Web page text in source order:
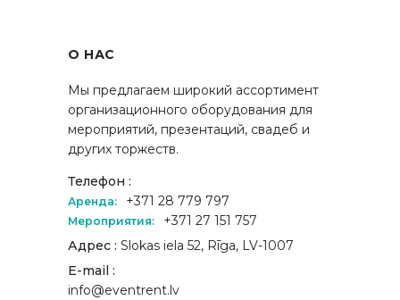
О НАС
Мы предлагаем широкий ассортимент
организационного оборудования для
мероприятий, презентаций, свадеб и
других торжеств.
Телефон :
Аренда: +371 28 779 797
Мероприятия:
+371 27 151 757
Адрес : Slokas iela 52, Rīga, LV-1007
E-mail :
info@eventrent.lv